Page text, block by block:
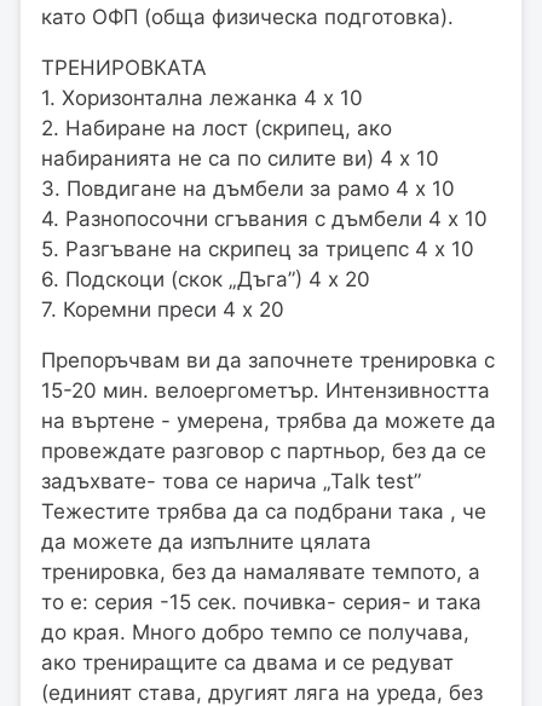
като ОФП (обща физическа подготовка).
ТРЕНИРОВКАТА
1. Хоризонтална лежанка 4 x 10
2. Набиране на лост (скрипец, ако
набиранията не са по силите ви) 4 x 10
3. Повдигане на дъмбели за рамо 4 x 10
4. Разнопосочни сгъвания с дъмбели 4 x 10
5. Разгъване на скрипец за трицепс 4 x 10
6. Подскоци (скок „Дъга”) 4 x 20
7. Коремни преси 4 x 20
Препоръчвам ви да започнете тренировка с
15-20 мин. велоергометър. Интензивността
на въртене - умерена, трябва да можете да
провеждате разговор с партньор, без да се
задъхвате- това се нарича „Talk test”
Тежестите трябва да са подбрани така , че
да можете да изпълните цялата
тренировка, без да намалявате темпото, а
то е: серия -15 сек. почивка- серия- и така
до края. Много добро темпо се получава,
ако трениращите са двама и се редуват
(единият става, другият ляга на уреда, без